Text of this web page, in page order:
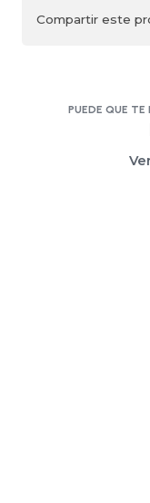
Compartir este
PUEDE QUE